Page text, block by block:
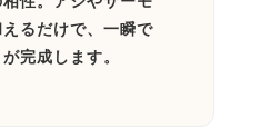
るだけで、一瞬で
完成します。